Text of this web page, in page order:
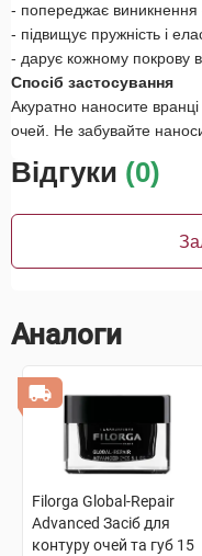
- попереджає виникнення
- підвищує пружність і
- дарує кожному покрову
Спосіб застосування
Акуратно наносите
очей. Не забувайте
Відгуки (0)
Аналоги
Filorga Global-Repair
Advanced Засіб для
контуру очей та губ 15